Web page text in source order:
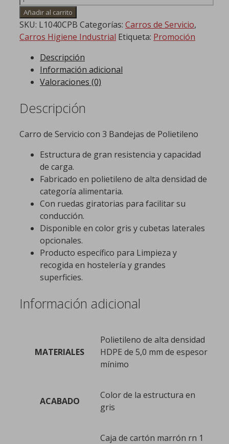
Añadir al carrito
SKU: L1040CPB Categorías: Carros de Servicio,
Carros Higiene Industrial Etiqueta: Promoción
Descripción
Información adicional
Valoraciones (0)
Descripción
Carro de Servicio con 3 Bandejas de Polietileno
Estructura de gran resistencia y capacidad
de carga.
Fabricado en polietileno de alta densidad de
categoría alimentaria.
Con ruedas giratorias para facilitar su
conducción.
Disponible en color gris y cubetas laterales
opcionales.
Producto específico para Limpieza y
recogida en hostelería y grandes
superficies.
Información adicional
MATERIALES
Polietileno de alta densidad
HDPE de 5,0 mm de espesor
mínimo
ACABADO
Color de la estructura en
gris
Caja de cartón marrón rn 1